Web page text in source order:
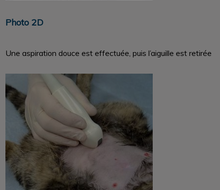
Photo 2D
Une aspiration douce est effectuée, puis l’aiguille est retirée